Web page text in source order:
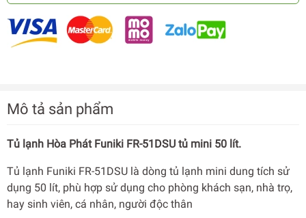
Mô tả sản phẩm
Tủ lạnh Hòa Phát Funiki FR-51DSU tủ mini 50 lít.
Tủ lạnh Funiki FR-51DSU là dòng tủ lạnh mini dung tích sử
dụng 50 lít, phù hợp sử dụng cho phòng khách sạn, nhà trọ,
hay sinh viên, cá nhân, người độc thân